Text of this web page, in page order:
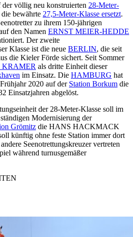
völlig neu konstruierten 28-Meter-
bewährte 27,5-Meter-Klasse ersetzt.
zu ihrem 150-jährigen
den Namen ERNST MEIER-HEDDE
Der zweite
Klasse ist die neue BERLIN, die seit
die Kieler Förde sichert. Seit Sommer
KRAMER als dritte Einheit dieser
im Einsatz. Die HAMBURG hat
2020 auf der Station Borkum die
Einsatzjahren abgelöst.
der 28-Meter-Klasse soll im
Modernisierung der
Grömitz die HANS HACKMACK
künftig ohne feste Station immer dort
Seenotrettungskreuzer vertreten
während turnusgemäßer